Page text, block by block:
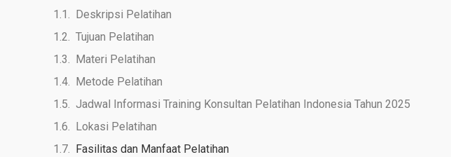
Deskripsi Pelatihan
Tujuan Pelatihan
Materi Pelatihan
Metode Pelatihan
Jadwal Informasi Training Konsultan Pelatihan Indonesia Tahun 2025
Lokasi Pelatihan
Fasilitas dan Manfaat Pelatihan